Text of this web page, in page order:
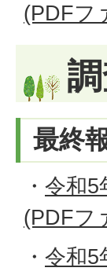
(PDFフ
最終
・ 令和5
(PDFフ
・ 令和5